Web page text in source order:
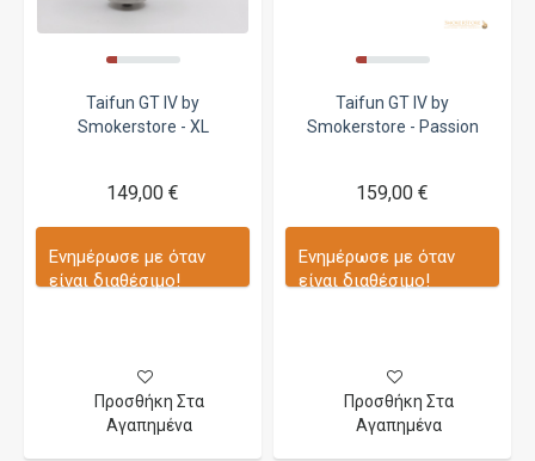
Taifun GT IV by
Smokerstore - XL
149,00 €
Ενημέρωσε με όταν
είναι διαθέσιμο!
Προσθήκη Στα
Αγαπημένα
Taifun GT IV by
Smokerstore - Passion
159,00 €
Ενημέρωσε με όταν
είναι διαθέσιμο!
Προσθήκη Στα
Αγαπημένα